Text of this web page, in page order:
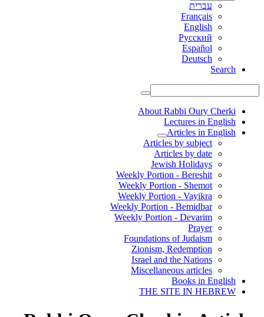
עברית
Français
English
Русский
Español
Deutsch
Search
About Rabbi Oury Cherki
Lectures in English
Articles in English
Articles by subject
Articles by date
Jewish Holidays
Weekly Portion - Bereshit
Weekly Portion - Shemot
Weekly Portion - Vayikra
Weekly Portion - Bemidbar
Weekly Portion - Devarim
Prayer
Foundations of Judaism
Zionism, Redemption
Israel and the Nations
Miscellaneous articles
Books in English
THE SITE IN HEBREW